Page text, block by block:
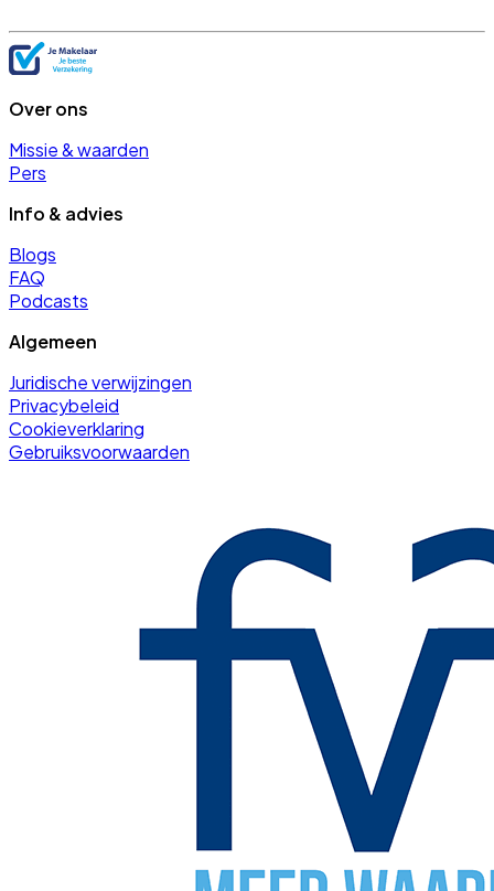
Over ons
Missie & waarden
Pers
Info & advies
Blogs
FAQ
Podcasts
Algemeen
Juridische verwijzingen
Privacybeleid
Cookieverklaring
Gebruiksvoorwaarden